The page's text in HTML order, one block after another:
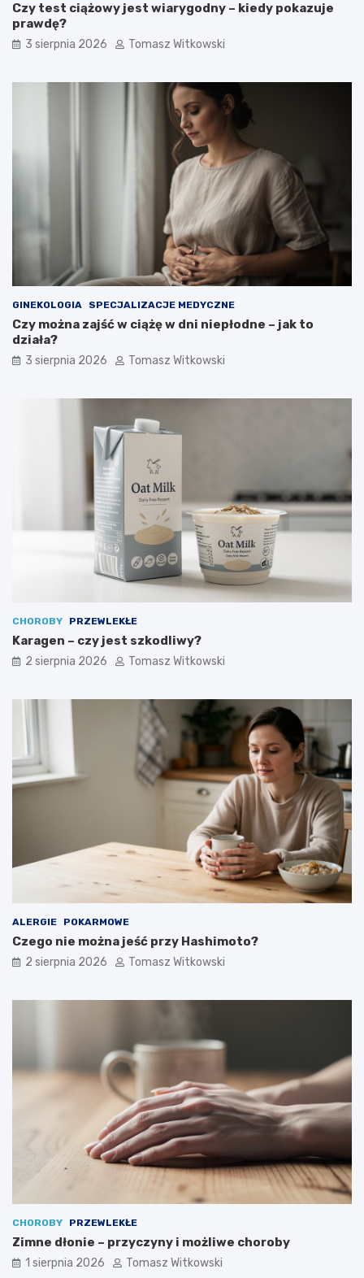
Czy test ciążowy jest wiarygodny – kiedy pokazuje
prawdę?
3 sierpnia 2026 Tomasz Witkowski
GINEKOLOGIA SPECJALIZACJE MEDYCZNE
Czy można zajść w ciążę w dni niepłodne – jak to
działa?
3 sierpnia 2026 Tomasz Witkowski
CHOROBY PRZEWLEKŁE
Karagen – czy jest szkodliwy?
2 sierpnia 2026 Tomasz Witkowski
ALERGIE POKARMOWE
Czego nie można jeść przy Hashimoto?
2 sierpnia 2026 Tomasz Witkowski
CHOROBY PRZEWLEKŁE
Zimne dłonie – przyczyny i możliwe choroby
1 sierpnia 2026 Tomasz Witkowski